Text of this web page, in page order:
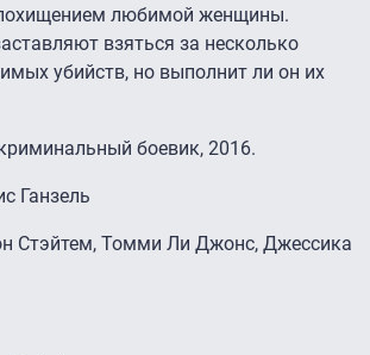
любимой женщины.
взяться за несколько
убийств, но выполнит ли он их
боевик, 2016.
Ганзель
Стэйтем, Томми Ли Джонс, Джессика